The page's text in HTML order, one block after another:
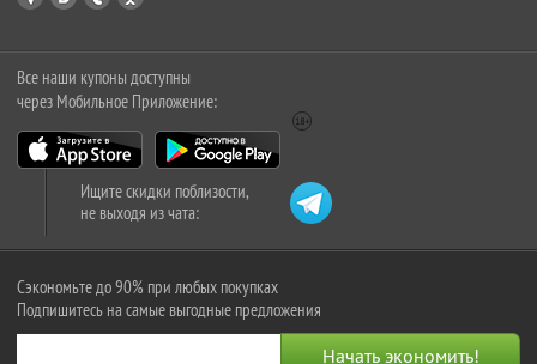
Все наши купоны доступны
через Мобильное Приложение:
Ищите скидки поблизости,
не выходя из чата:
Сэкономьте до 90% при любых покупках
Подпишитесь на самые выгодные предложения